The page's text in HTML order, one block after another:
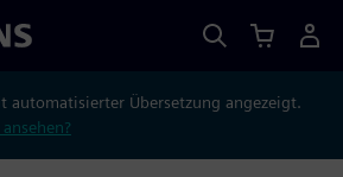
automatisierter Übersetzung angezeigt.